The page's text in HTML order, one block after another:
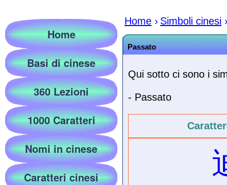
Passato
Qui sotto ci sono i
- Passato
Home
Basi di cinese
360 Lezioni
1000 Caratteri
Nomi in cinese
Caratteri cinesi
Home › Simboli cinesi ›